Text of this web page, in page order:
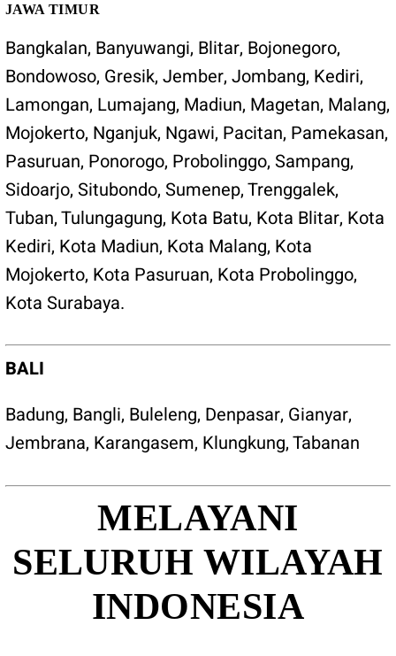
JAWA TIMUR
Bangkalan, Banyuwangi, Blitar, Bojonegoro,
Bondowoso, Gresik, Jember, Jombang, Kediri,
Lamongan, Lumajang, Madiun, Magetan, Malang,
Mojokerto, Nganjuk, Ngawi, Pacitan, Pamekasan,
Pasuruan, Ponorogo, Probolinggo, Sampang,
Sidoarjo, Situbondo, Sumenep, Trenggalek,
Tuban, Tulungagung, Kota Batu, Kota Blitar, Kota
Kediri, Kota Madiun, Kota Malang, Kota
Mojokerto, Kota Pasuruan, Kota Probolinggo,
Kota Surabaya.
BALI
Badung, Bangli, Buleleng, Denpasar, Gianyar,
Jembrana, Karangasem, Klungkung, Tabanan
MELAYANI
SELURUH WILAYAH
INDONESIA